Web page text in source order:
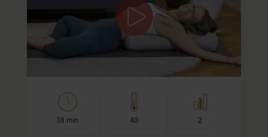
In dieser Klasse lade ich Dich ein, vom Kopf zurück ins
Herz zu kommen. Wir beginnen mit einer wohltuenden
Herzöffnung in Supta Baddha…
38 min 40 2